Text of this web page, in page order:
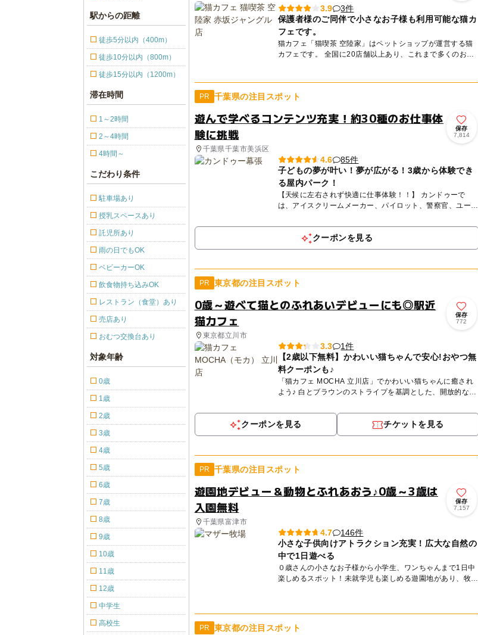
3.9
3件
保護者様のご同伴で小さなお子様も利用可能な猫カ
フェです。
猫カフェ「猫喫茶 空陸家」はペットショップが運営する猫
カフェです。 全国に20店舗以上あり、これまで多くのお客
PR 千葉県の注目スポット
遊んで学べるコンテンツ充実！約30種のお仕事体
験に挑戦
千葉県千葉市美浜区
保存
7,814
4.6
85件
子どもの夢が叶い！夢が広がる！3歳から体験でき
る屋内パーク！
【天候に左右されず快適に仕事体験！！】 カンドゥーで
は、アイスクリームメーカー、パイロット、警察官、ユーチ
30種以上の...
クーポンを見る
PR 東京都の注目スポット
0歳～遊べて猫とのふれあいデビューにも◎駅近
猫カフェ
東京都立川市
保存
772
3.3
1件
【2歳以下無料】かわいい猫ちゃんで安心!おやつ無
料クーポンも♪
「猫カフェ MOCHA 立川店」でかわいい猫ちゃんに癒され
よう♪ 白とブラウンのストライプを基調とした、開放的な空
以下...
クーポンを見る チケットを見る
PR 千葉県の注目スポット
遊園地デビュー＆動物とふれあおう♪0歳～3歳は
入園無料
千葉県富津市
保存
7,157
4.7
146件
小さな子供向けアトラクション充実！広大な自然の
中で1日遊べる
０歳さんの小さなお子様から小学生、ワンちゃんまで1日中
楽しめるスポット！未就学児も楽しめる遊園地があり、牧場
PR 東京都の注目スポット
駅からの距離
徒歩5分以内（400m）
徒歩10分以内（800m）
徒歩15分以内（1200m）
滞在時間
1～2時間
2～4時間
4時間～
こだわり条件
駐車場あり
授乳スペースあり
託児所あり
雨の日でもOK
ベビーカーOK
飲食物持ち込みOK
レストラン（食堂）あり
売店あり
おむつ交換台あり
対象年齢
0歳
1歳
2歳
3歳
4歳
5歳
6歳
7歳
8歳
9歳
10歳
11歳
12歳
中学生
高校生